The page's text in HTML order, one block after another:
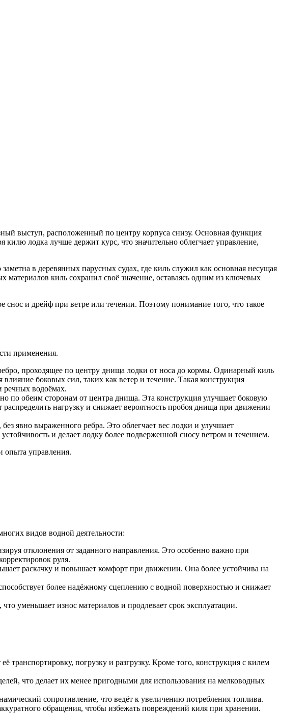
выступ, расположенный по центру корпуса снизу. Основная функция
лодка лучше держит курс, что значительно облегчает управление,
в деревянных парусных судах, где киль служил как основная несущая
киль сохранил своё значение, оставаясь одним из ключевых
снос и дрейф при ветре или течении. Поэтому понимание того, что такое
применения.
проходящее по центру днища лодки от носа до кормы. Одинарный киль
боковых сил, таких как ветер и течение. Такая конструкция
речных водоёмах.
по обеим сторонам от центра днища. Эта конструкция улучшает боковую
нагрузку и снижает вероятность пробоя днища при движении
явно выраженного ребра. Это облегчает вес лодки и улучшает
и делает лодку более подверженной сносу ветром и течением.
опыта управления.
видов водной деятельности:
отклонения от заданного направления. Это особенно важно при
руля.
раскачку и повышает комфорт при движении. Она более устойчива на
более надёжному сцеплению с водной поверхностью и снижает
уменьшает износ материалов и продлевает срок эксплуатации.
транспортировку, погрузку и разгрузку. Кроме того, конструкция с килем
что делает их менее пригодными для использования на мелководных
сопротивление, что ведёт к увеличению потребления топлива.
обращения, чтобы избежать повреждений киля при хранении.